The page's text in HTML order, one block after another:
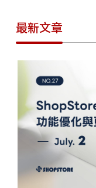
最新文章